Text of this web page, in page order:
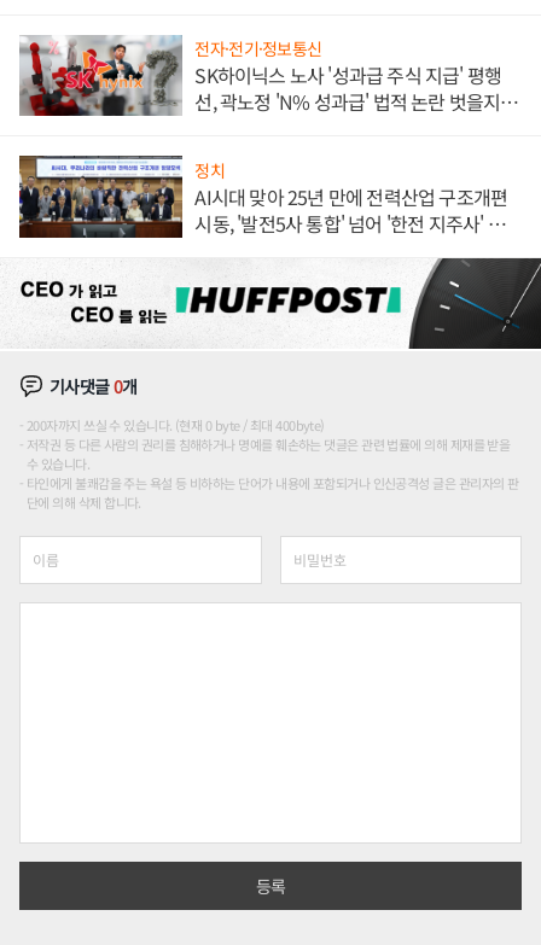
전자·전기·정보통신
SK하이닉스 노사 '성과급 주식 지급' 평행
선, 곽노정 'N% 성과급' 법적 논란 벗을지 주
정치
AI시대 맞아 25년 만에 전력산업 구조개편
시동, '발전5사 통합' 넘어 '한전 지주사' 재편
기사댓글0개
200자까지 쓰실 수 있습니다. (현재 0 byte / 최대 400byte)
저작권 등 다른 사람의 권리를 침해하거나 명예를 훼손하는 댓글은 관련 법률에 의해 제재를 받을
수 있습니다.
타인에게 불쾌감을 주는 욕설 등 비하하는 단어가 내용에 포함되거나 인신공격성 글은 관리자의 판
단에 의해 삭제 합니다.